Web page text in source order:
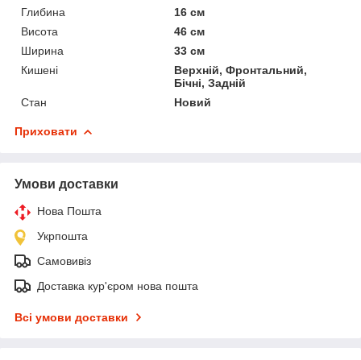
Глибина
16 см
Висота
46 см
Ширина
33 см
Кишені
Верхній, Фронтальний,
Бічні, Задній
Стан
Новий
Приховати
Умови доставки
Нова Пошта
Укрпошта
Самовивіз
Доставка кур'єром нова пошта
Всі умови доставки